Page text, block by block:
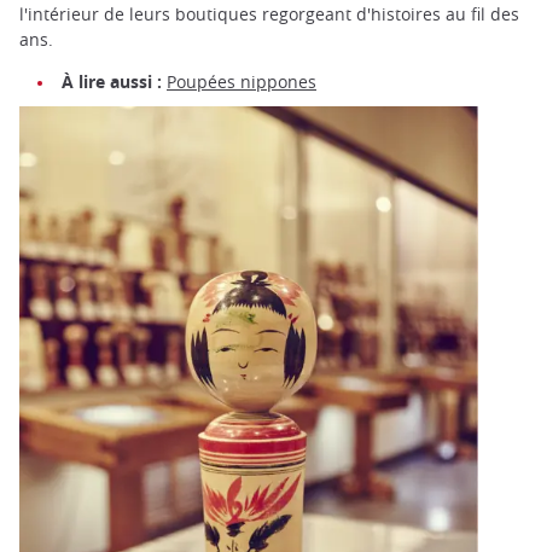
l'intérieur de leurs boutiques regorgeant d'histoires au fil des
ans.
À lire aussi : Poupées nippones